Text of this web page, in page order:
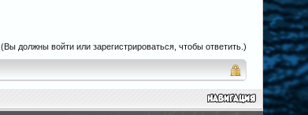
(Вы должны войти или зарегистрироваться, чтобы ответить.)